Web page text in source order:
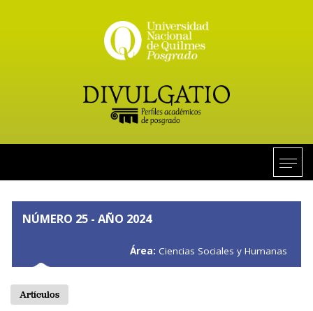
NÚMERO 25 - AÑO 2024
Área: Ciencias Sociales y Humanas
Artículos